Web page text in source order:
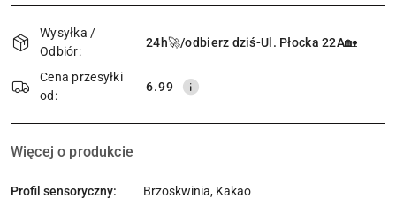
Dostępność
i
dostawa
Wysyłka /
Odbiór:
24h🚀/odbierz dziś-Ul. Płocka 22A🏡
Cena przesyłki
od:
6.99
Więcej o produkcie
Profil sensoryczny: Brzoskwinia, Kakao